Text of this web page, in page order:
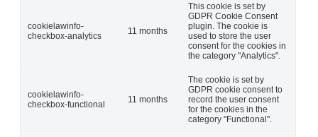
cookielawinfo-
checkbox-analytics
11 months
This cookie is set by
GDPR Cookie Consent
plugin. The cookie is
used to store the user
consent for the cookies in
the category "Analytics".
cookielawinfo-
checkbox-functional
11 months
The cookie is set by
GDPR cookie consent to
record the user consent
for the cookies in the
category "Functional".